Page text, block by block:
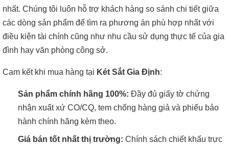
nhất. Chúng tôi luôn hỗ trợ khách hàng so sánh chi tiết giữa
các dòng sản phẩm để tìm ra phương án phù hợp nhất với
điều kiện tài chính cũng như nhu cầu sử dụng thực tế của gia
đình hay văn phòng công sở.
Cam kết khi mua hàng tại Két Sắt Gia Định:
Sản phẩm chính hãng 100%: Đầy đủ giấy tờ chứng
nhận xuất xứ CO/CQ, tem chống hàng giả và phiếu bảo
hành chính hãng kèm theo.
Giá bán tốt nhất thị trường: Chính sách chiết khấu trực